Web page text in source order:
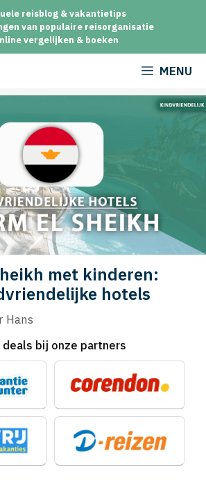
reisblog & vakantietips
van populaire reisorganisatie
vergelijken & boeken
MENU
met kinderen:
hotels
Hans
bij onze partners